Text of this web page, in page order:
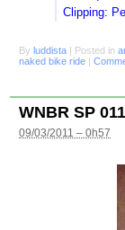
Clipping:
By luddista | Posted in
naked bike ride |
WNBR SP 011
09/03/2011 – 0h57